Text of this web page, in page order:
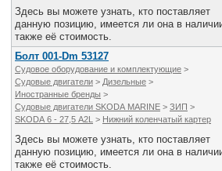
Здесь вы можете узнать, кто поставляет
данную позицию, имеется ли она в
также её стоимость.
Болт 001-Dm 53127
Судовое оборудование и комплектующие >
Судовые двигатели > Дизельные >
Иностранные бренды >
Судовые двигатели SKODA MARINE > ЗИП >
SKODA 6 - 27,5 A2L > Нижний коленчатый картер
Здесь вы можете узнать, кто поставляет
данную позицию, имеется ли она в
также её стоимость.